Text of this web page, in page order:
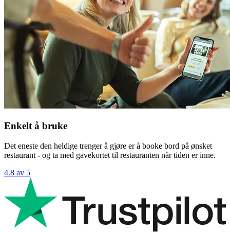
Enkelt å bruke
Det eneste den heldige trenger å gjøre er å booke bord på ønsket
restaurant - og ta med gavekortet til restauranten når tiden er inne.
4.8 av 5